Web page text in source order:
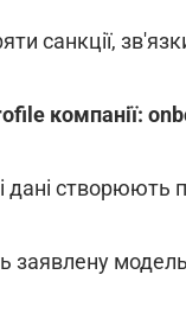
санкції,
компанії:
дані
модель